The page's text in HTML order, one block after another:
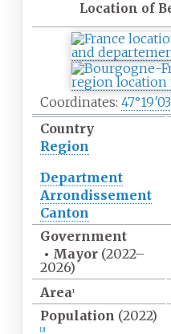
Location of
Coordinates:
Country
Region
Department
Arrondissement
Canton
Government
• Mayor (2022–
2026)
Area1
Population (2022)
[2]